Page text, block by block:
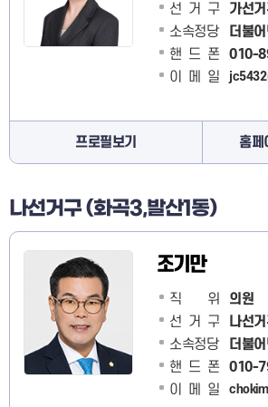
선거구
가선
소속정당
더불
핸드폰 010-
이메일
프로필보기 홈페
나선거구 (화곡3,발산1동)
조기만
직 위의원
선거구
나선
소속정당
더불
핸드폰 010-
이메일